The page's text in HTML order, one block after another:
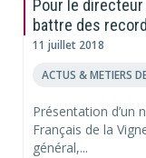
Pour le directeur
battre des
11 juillet 2018
ACTUS & METIERS
Présentation d’un
Français de la
général,...